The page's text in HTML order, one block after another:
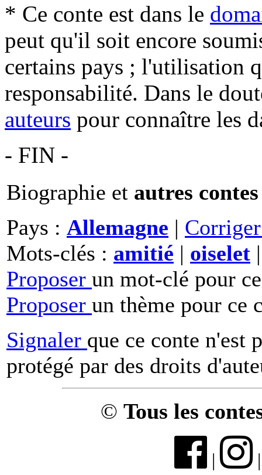
* Ce conte est dans le
peut qu'il soit encore
certains pays ; l'utilisation
responsabilité. Dans le
auteurs pour connaître les
- FIN -
Biographie et autres contes
Pays : Allemagne |
Mots-clés : amitié | oiselet
Proposer un mot-clé pour
Proposer un thème pour ce
Signaler que ce conte n'est
protégé par des droits
© Tous les
|